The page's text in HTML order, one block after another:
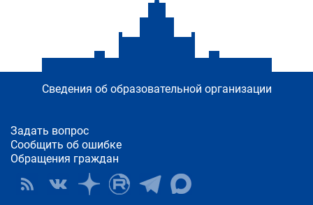
Сведения об образовательной организации
Задать вопрос
Сообщить об ошибке
Обращения граждан